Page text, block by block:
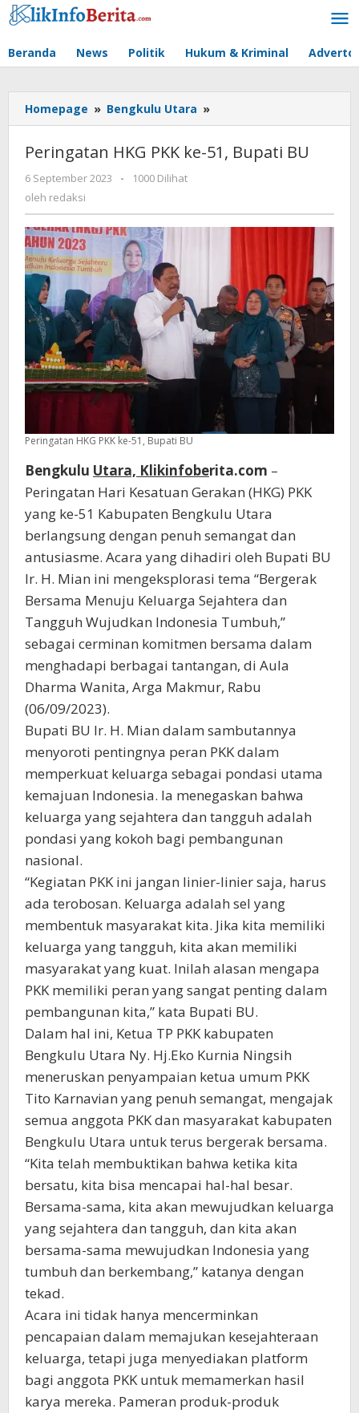
Lewati
ke
Beranda News Politik Hukum & Kriminal
Homepage » Bengkulu Utara »
HKG
ke-
Peringatan HKG PKK ke-51, Bupati BU
6 September 2023
oleh
-
1000 Dilihat
oleh redaksi
Peringatan HKG PKK ke-51, Bupati BU
Bengkulu Utara, Klikinfoberita.com –
Peringatan Hari Kesatuan Gerakan (HKG) PKK
yang ke-51 Kabupaten Bengkulu Utara
berlangsung dengan penuh semangat dan
antusiasme. Acara yang dihadiri oleh Bupati BU
Ir. H. Mian ini mengeksplorasi tema “Bergerak
Bersama Menuju Keluarga Sejahtera dan
Tangguh Wujudkan Indonesia Tumbuh,”
sebagai cerminan komitmen bersama dalam
menghadapi berbagai tantangan, di Aula
Dharma Wanita, Arga Makmur, Rabu
(06/09/2023).
Bupati BU Ir. H. Mian dalam sambutannya
menyoroti pentingnya peran PKK dalam
memperkuat keluarga sebagai pondasi utama
kemajuan Indonesia. Ia menegaskan bahwa
keluarga yang sejahtera dan tangguh adalah
pondasi yang kokoh bagi pembangunan
nasional.
“Kegiatan PKK ini jangan linier-linier saja, harus
ada terobosan. Keluarga adalah sel yang
membentuk masyarakat kita. Jika kita memiliki
keluarga yang tangguh, kita akan memiliki
masyarakat yang kuat. Inilah alasan mengapa
PKK memiliki peran yang sangat penting dalam
pembangunan kita,” kata Bupati BU.
Dalam hal ini, Ketua TP PKK kabupaten
Bengkulu Utara Ny. Hj.Eko Kurnia Ningsih
meneruskan penyampaian ketua umum PKK
Tito Karnavian yang penuh semangat, mengajak
semua anggota PKK dan masyarakat kabupaten
Bengkulu Utara untuk terus bergerak bersama.
“Kita telah membuktikan bahwa ketika kita
bersatu, kita bisa mencapai hal-hal besar.
Bersama-sama, kita akan mewujudkan keluarga
yang sejahtera dan tangguh, dan kita akan
bersama-sama mewujudkan Indonesia yang
tumbuh dan berkembang,” katanya dengan
tekad.
Acara ini tidak hanya mencerminkan
pencapaian dalam memajukan kesejahteraan
keluarga, tetapi juga menyediakan platform
bagi anggota PKK untuk memamerkan hasil
karya mereka. Pameran produk-produk